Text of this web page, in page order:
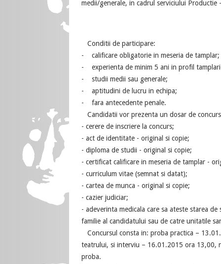
medii/generale, in cadrul serviciului Productie
Conditii de participare:
- calificare obligatorie in meseria de tamplar;
- experienta de minim 5 ani in profil
- studii medii sau generale;
- aptitudini de lucru in echipa;
- fara antecedente penale.
Candidatii vor prezenta un dosar de
- cerere de inscriere la concurs;
- act de identitate - original si copie;
- diploma de studii - original si copie;
- certificat calificare in meseria de tamplar -
- curriculum vitae (semnat si datat);
- cartea de munca - original si copie;
- cazier judiciar;
- adeverinta medicala care sa ateste starea
familie al candidatului sau de catre unitatile
Concursul consta in: proba practica –
teatrului, si interviu – 16.01.2015 ora 13,00,